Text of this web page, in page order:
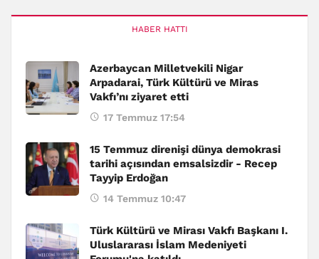
HABER HATTI
Azerbaycan Milletvekili Nigar
Arpadarai, Türk Kültürü ve Miras
Vakfı’nı ziyaret etti
17 Temmuz 17:54
15 Temmuz direnişi dünya demokrasi
tarihi açısından emsalsizdir - Recep
Tayyip Erdoğan
14 Temmuz 10:47
Türk Kültürü ve Mirası Vakfı Başkanı I.
Uluslararası İslam Medeniyeti